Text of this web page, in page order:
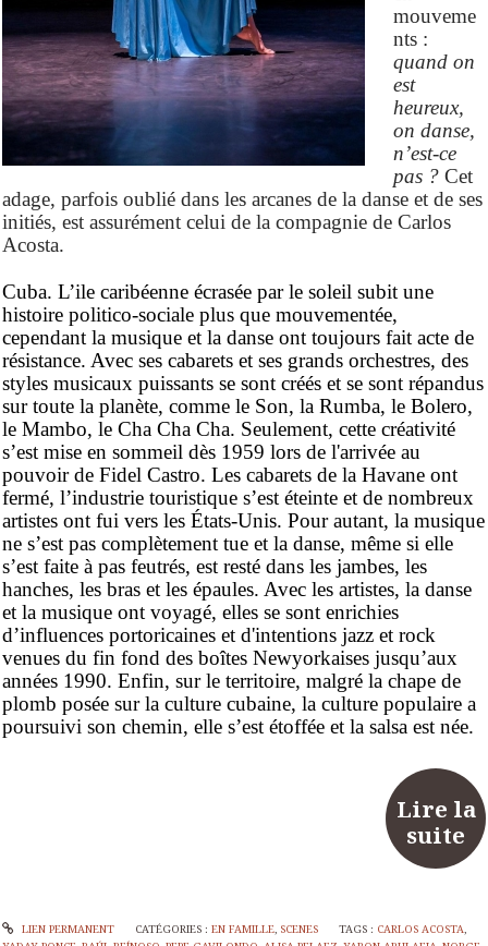
mouveme
nts :
quand on
est
heureux,
on danse,
n’est-ce
pas ? Cet
adage, parfois oublié dans les arcanes de la danse et de ses
initiés, est assurément celui de la compagnie de Carlos
Acosta.
Cuba. L’ile caribéenne écrasée par le soleil subit une
histoire politico-sociale plus que mouvementée,
cependant la musique et la danse ont toujours fait acte de
résistance. Avec ses cabarets et ses grands orchestres, des
styles musicaux puissants se sont créés et se sont répandus
sur toute la planète, comme le Son, la Rumba, le Bolero,
le Mambo, le Cha Cha Cha. Seulement, cette créativité
s’est mise en sommeil dès 1959 lors de l'arrivée au
pouvoir de Fidel Castro. Les cabarets de la Havane ont
fermé, l’industrie touristique s’est éteinte et de nombreux
artistes ont fui vers les États-Unis. Pour autant, la musique
ne s’est pas complètement tue et la danse, même si elle
s’est faite à pas feutrés, est resté dans les jambes, les
hanches, les bras et les épaules. Avec les artistes, la danse
et la musique ont voyagé, elles se sont enrichies
d’influences portoricaines et d'intentions jazz et rock
venues du fin fond des boîtes Newyorkaises jusqu’aux
années 1990. Enfin, sur le territoire, malgré la chape de
plomb posée sur la culture cubaine, la culture populaire a
poursuivi son chemin, elle s’est étoffée et la salsa est née.
Lire la
suite
LIEN PERMANENT CATÉGORIES : EN FAMILLE, SCENES TAGS : CARLOS ACOSTA,